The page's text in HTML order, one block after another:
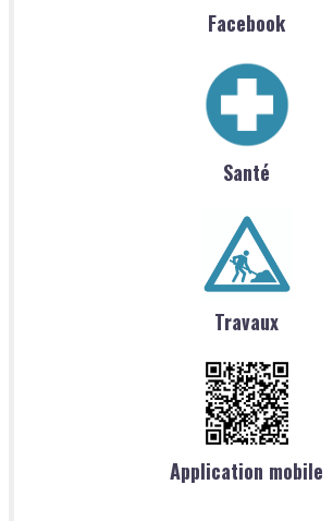
Facebook
Santé
Travaux
Application mobile